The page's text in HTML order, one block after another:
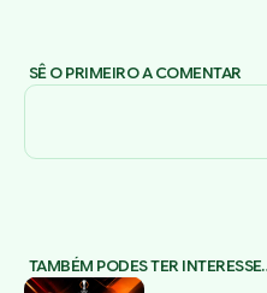
SÊ O PRIMEIRO A COMENTAR
TAMBÉM PODES TER